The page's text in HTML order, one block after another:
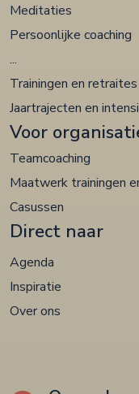
Meditaties
Persoonlijke coaching
...
Trainingen en retraites
Jaartrajecten en
Voor
Teamcoaching
Maatwerk trainingen
Casussen
Direct naar
Agenda
Inspiratie
Over ons